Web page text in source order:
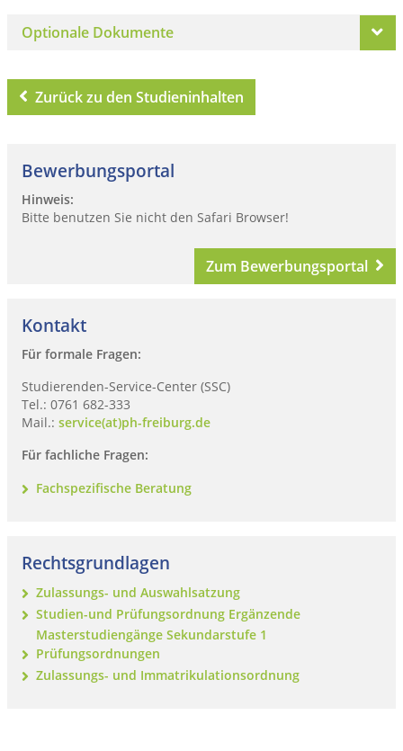
Optionale Dokumente
Zurück zu den Studieninhalten
Bewerbungsportal
Hinweis:
Bitte benutzen Sie nicht den Safari Browser!
Zum Bewerbungsportal
Kontakt
Für formale Fragen:
Studierenden-Service-Center (SSC)
Tel.: 0761 682-333
Mail.: service(at)ph-freiburg.de
Für fachliche Fragen:
Fachspezifische Beratung
Rechtsgrundlagen
Zulassungs- und Auswahlsatzung
Studien-und Prüfungsordnung Ergänzende
Masterstudiengänge Sekundarstufe 1
Prüfungsordnungen
Zulassungs- und Immatrikulationsordnung